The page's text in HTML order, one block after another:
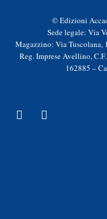
© Edizioni
Sede legale: Via
Magazzino: Via Tuscolana,
Reg. Imprese Avellino,
162885 –